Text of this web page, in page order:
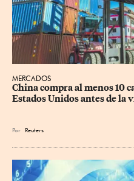
MERCADOS
China compra al menos 10
Estados Unidos antes de la
Por Reuters